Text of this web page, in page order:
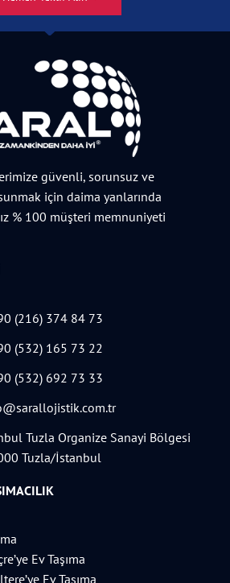
güvenli, sorunsuz ve
için daima yanlarında
% 100 müşteri memnuniyeti
(216) 374 84 73
(532) 165 73 22
(532) 692 73 33
Tuzla Organize Sanayi Bölgesi
Tuzla/İstanbul
Ev Taşıma
Ev Taşıma